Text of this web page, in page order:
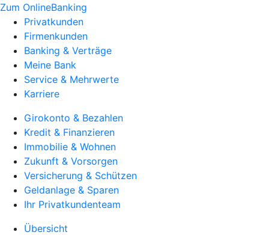
Zum OnlineBanking
Privatkunden
Firmenkunden
Banking & Verträge
Meine Bank
Service & Mehrwerte
Karriere
Girokonto & Bezahlen
Kredit & Finanzieren
Immobilie & Wohnen
Zukunft & Vorsorgen
Versicherung & Schützen
Geldanlage & Sparen
Ihr Privatkundenteam
Übersicht